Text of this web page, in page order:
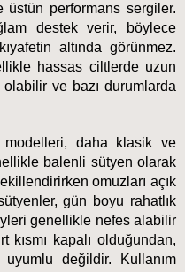
üstün performans sergiler.
destek verir, böylece
altında görünmez.
hassas ciltlerde uzun
ve bazı durumlarda
modelleri, daha klasik ve
balenli sütyen olarak
omuzları açık
gün boyu rahatlık
genellikle nefes alabilir
kısmı kapalı olduğundan,
uyumlu değildir. Kullanım